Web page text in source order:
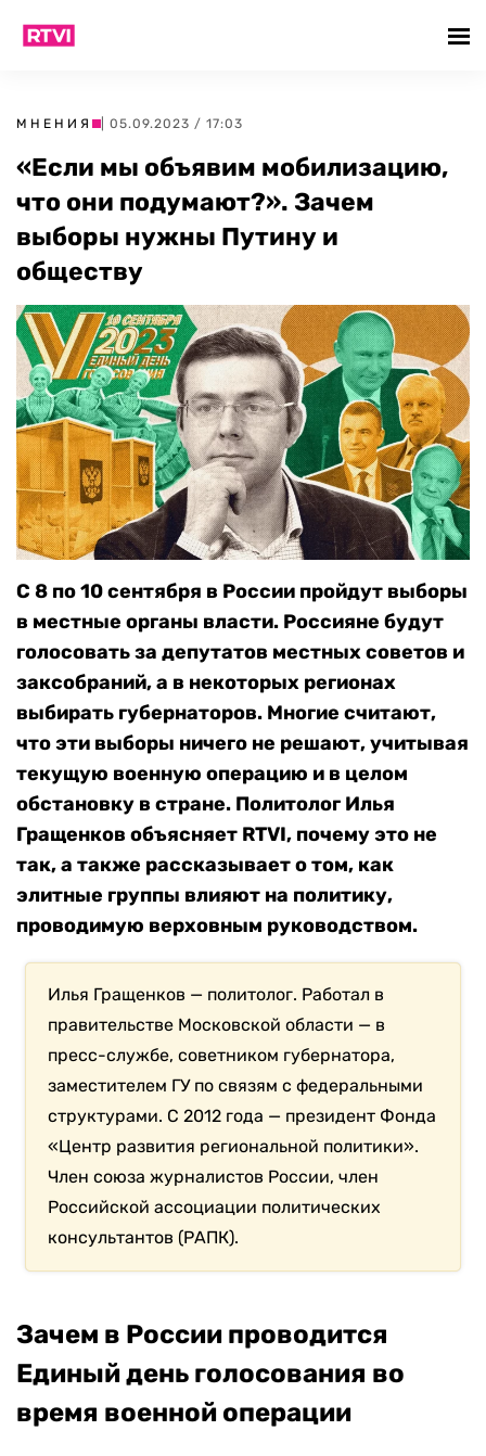
МНЕНИЯ | 05.09.2023 / 17:03
«Если мы объявим мобилизацию,
что они подумают?». Зачем
выборы нужны Путину и
обществу
С 8 по 10 сентября в России пройдут выборы
в местные органы власти. Россияне будут
голосовать за депутатов местных советов и
заксобраний, а в некоторых регионах
выбирать губернаторов. Многие считают,
что эти выборы ничего не решают, учитывая
текущую военную операцию и в целом
обстановку в стране. Политолог Илья
Гращенков объясняет RTVI, почему это не
так, а также рассказывает о том, как
элитные группы влияют на политику,
проводимую верховным руководством.
Илья Гращенков — политолог. Работал в
правительстве Московской области — в
пресс-службе, советником губернатора,
заместителем ГУ по связям с федеральными
структурами. С 2012 года — президент Фонда
«Центр развития региональной политики».
Член союза журналистов России, член
Российской ассоциации политических
консультантов (РАПК).
Зачем в России проводится
Единый день голосования во
время военной операции